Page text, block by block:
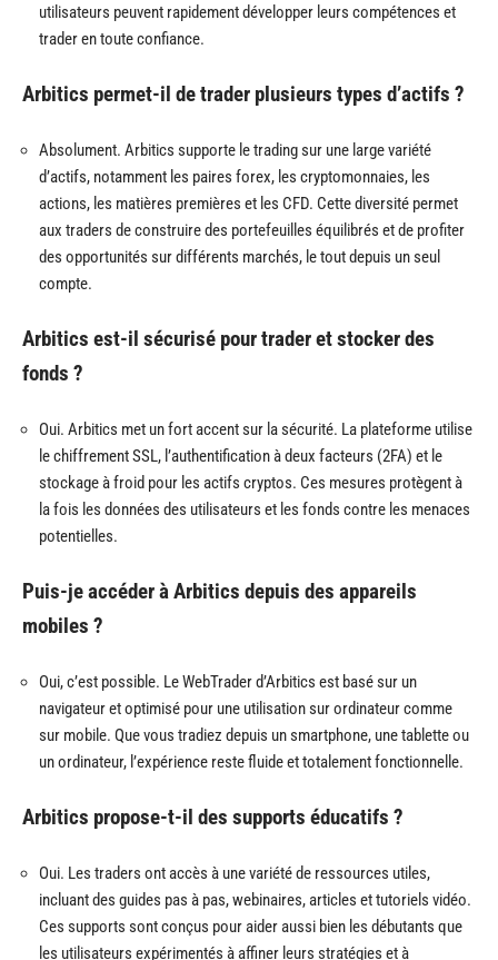
utilisateurs peuvent rapidement développer leurs compétences et
trader en toute confiance.
Arbitics permet-il de trader plusieurs types d’actifs ?
Absolument. Arbitics supporte le trading sur une large variété
d’actifs, notamment les paires forex, les cryptomonnaies, les
actions, les matières premières et les CFD. Cette diversité permet
aux traders de construire des portefeuilles équilibrés et de profiter
des opportunités sur différents marchés, le tout depuis un seul
compte.
Arbitics est-il sécurisé pour trader et stocker des
fonds ?
Oui. Arbitics met un fort accent sur la sécurité. La plateforme utilise
le chiffrement SSL, l’authentification à deux facteurs (2FA) et le
stockage à froid pour les actifs cryptos. Ces mesures protègent à
la fois les données des utilisateurs et les fonds contre les menaces
potentielles.
Puis-je accéder à Arbitics depuis des appareils
mobiles ?
Oui, c’est possible. Le WebTrader d’Arbitics est basé sur un
navigateur et optimisé pour une utilisation sur ordinateur comme
sur mobile. Que vous tradiez depuis un smartphone, une tablette ou
un ordinateur, l’expérience reste fluide et totalement fonctionnelle.
Arbitics propose-t-il des supports éducatifs ?
Oui. Les traders ont accès à une variété de ressources utiles,
incluant des guides pas à pas, webinaires, articles et tutoriels vidéo.
Ces supports sont conçus pour aider aussi bien les débutants que
les utilisateurs expérimentés à affiner leurs stratégies et à